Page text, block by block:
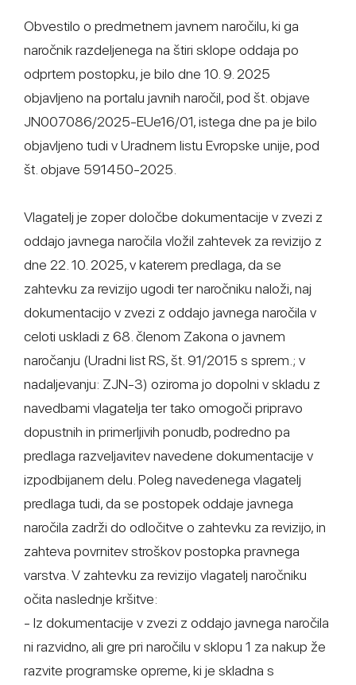
Obvestilo o predmetnem javnem naročilu, ki ga
naročnik razdeljenega na štiri sklope oddaja po
odprtem postopku, je bilo dne 10. 9. 2025
objavljeno na portalu javnih naročil, pod št. objave
JN007086/2025-EUe16/01, istega dne pa je bilo
objavljeno tudi v Uradnem listu Evropske unije, pod
št. objave 591450-2025.
Vlagatelj je zoper določbe dokumentacije v zvezi z
oddajo javnega naročila vložil zahtevek za revizijo z
dne 22. 10. 2025, v katerem predlaga, da se
zahtevku za revizijo ugodi ter naročniku naloži, naj
dokumentacijo v zvezi z oddajo javnega naročila v
celoti uskladi z 68. členom Zakona o javnem
naročanju (Uradni list RS, št. 91/2015 s sprem.; v
nadaljevanju: ZJN-3) oziroma jo dopolni v skladu z
navedbami vlagatelja ter tako omogoči pripravo
dopustnih in primerljivih ponudb, podredno pa
predlaga razveljavitev navedene dokumentacije v
izpodbijanem delu. Poleg navedenega vlagatelj
predlaga tudi, da se postopek oddaje javnega
naročila zadrži do odločitve o zahtevku za revizijo, in
zahteva povrnitev stroškov postopka pravnega
varstva. V zahtevku za revizijo vlagatelj naročniku
očita naslednje kršitve:
- Iz dokumentacije v zvezi z oddajo javnega naročila
ni razvidno, ali gre pri naročilu v sklopu 1 za nakup že
razvite programske opreme, ki je skladna s